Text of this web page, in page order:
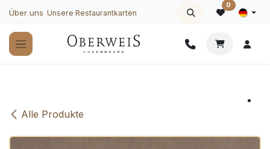
Zum Inhalt springen
Über uns Unsere Restaurantkarten
0
Alle Produkte